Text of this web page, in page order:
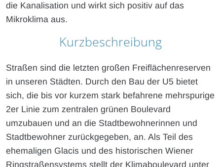
die Kanalisation und wirkt sich positiv auf das
Mikroklima aus.
Kurzbeschreibung
Straßen sind die letzten großen Freiflächenreserven
in unseren Städten. Durch den Bau der U5 bietet
sich, die bis vor kurzem stark befahrene mehrspurige
2er Linie zum zentralen grünen Boulevard
umzubauen und an die Stadtbewohnerinnen und
Stadtbewohner zurückgegeben, an. Als Teil des
ehemaligen Glacis und des historischen Wiener
Ringstraßensystems stellt der Klimaboulevard unter